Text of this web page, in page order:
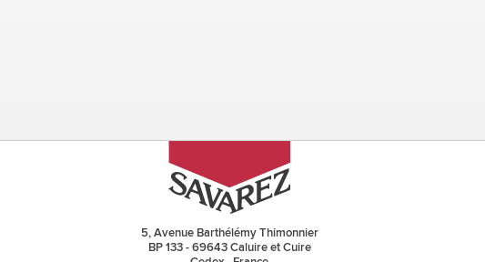
5, Avenue Barthélémy Thimonnier
BP 133 - 69643 Caluire et Cuire